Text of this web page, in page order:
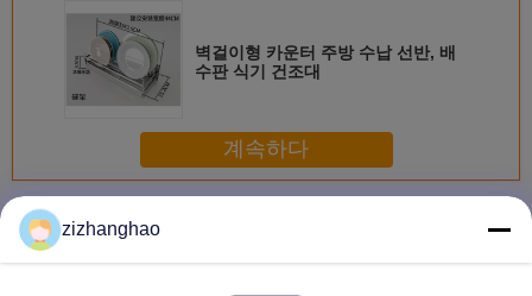
taking the time to set it up properly!""The Pico 4's
visual clarity is fantastic once you dial in the IPD
correctly. The manual adjustment is smooth, and
finding that sweet spot makes all the difference.
No more eye strain during long sessions. Highly
recommend taking the time to set it up
properly!""The Pico 4's visual clarity is fantastic
once you dial in the IPD correctly. The manual
벽걸이형 카운터 주방 수납 선반, 배
수판 식기 건조대
계속하다
더 많은 것 주방 수납 선반
zizhanghao